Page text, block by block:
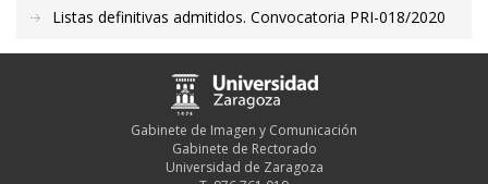
Listas definitivas admitidos. Convocatoria PRI-018/2020
Gabinete de Imagen y Comunicación
Gabinete de Rectorado
Universidad de Zaragoza